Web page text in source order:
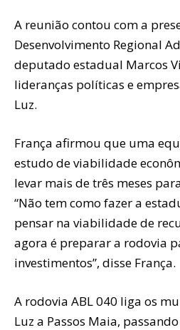
A reunião contou com a
Desenvolvimento Regional
deputado estadual Marcos
lideranças políticas e
Luz.
França afirmou que uma
estudo de viabilidade
levar mais de três meses
“Não tem como fazer a
pensar na viabilidade de
agora é preparar a rodovia
investimentos”, disse França.
A rodovia ABL 040 liga os
Luz a Passos Maia,